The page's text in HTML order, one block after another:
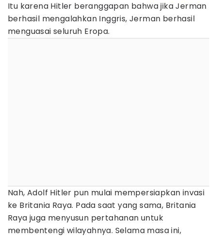
Itu karena Hitler beranggapan bahwa jika Jerman
berhasil mengalahkan Inggris, Jerman berhasil
menguasai seluruh Eropa.
Nah, Adolf Hitler pun mulai mempersiapkan invasi
ke Britania Raya. Pada saat yang sama, Britania
Raya juga menyusun pertahanan untuk
membentengi wilayahnya. Selama masa ini,